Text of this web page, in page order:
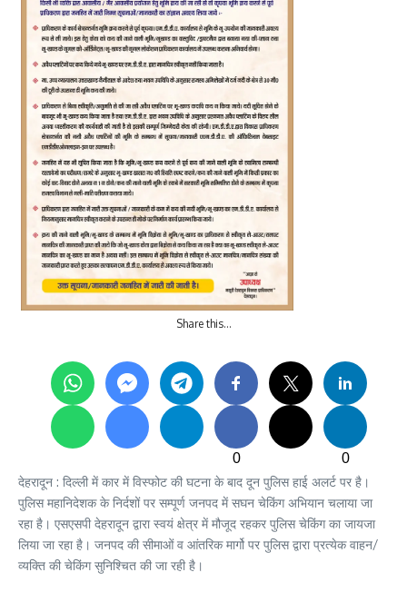
Share this…
0
0
देहरादून : दिल्ली में कार में विस्फोट की घटना के बाद दून पुलिस हाई अलर्ट पर है।
पुलिस महानिदेशक के निर्दशों पर सम्पूर्ण जनपद में सघन चेकिंग अभियान चलाया जा
रहा है। एसएसपी देहरादून द्वारा स्वयं क्षेत्र में मौजूद रहकर पुलिस चेकिंग का जायजा
लिया जा रहा है। जनपद की सीमाओं व आंतरिक मार्गो पर पुलिस द्वारा प्रत्येक वाहन/
व्यक्ति की चेकिंग सुनिश्चित की जा रही है।